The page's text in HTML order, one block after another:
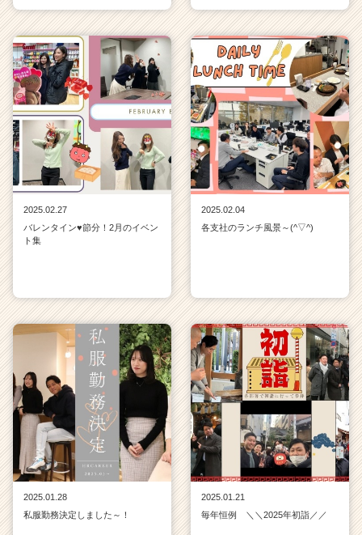
2025.02.27
バレンタイン♥節分！2月のイベン
ト集
2025.02.04
各支社のランチ風景～(^▽^)
2025.01.28
私服勤務決定しました～！
2025.01.21
毎年恒例 ＼＼2025年初詣／／